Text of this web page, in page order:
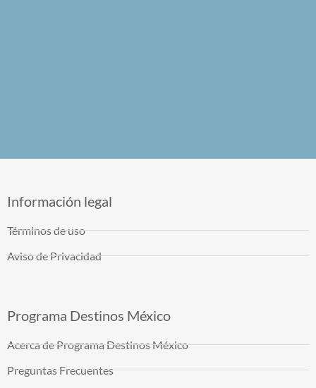
Información legal
Términos de uso
Aviso de Privacidad
Programa Destinos México
Acerca de Programa Destinos México
Preguntas Frecuentes